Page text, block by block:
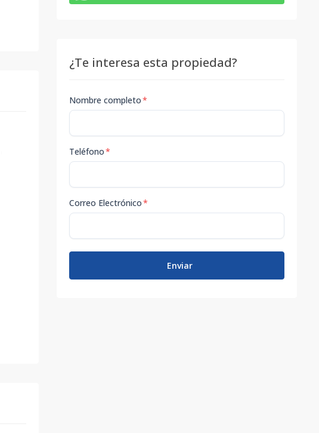
¿Te interesa esta propiedad?
Nombre completo*
Teléfono*
Correo Electrónico*
Enviar